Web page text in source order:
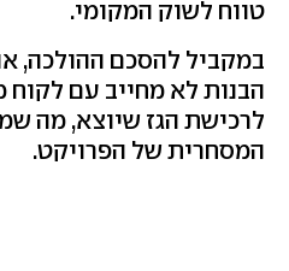
טווח לשוק המקומי.
במקביל להסכם ההולכה,
הבנות לא מחייב עם לקוח
לרכישת הגז שיוצא, מה
המסחרית של הפרויקט.